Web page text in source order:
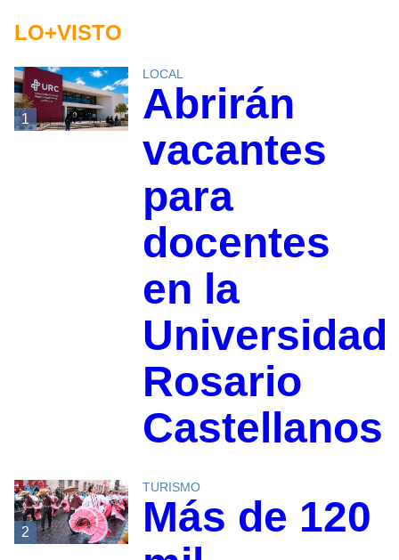
LO+VISTO
1
LOCAL
Abrirán
vacantes
para
docentes
en la
Universidad
Rosario
Castellanos
2
TURISMO
Más de 120